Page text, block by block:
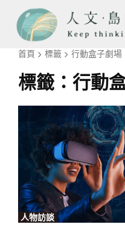
首頁 標籤 行動盒子劇場
標籤： 行動
人物訪談